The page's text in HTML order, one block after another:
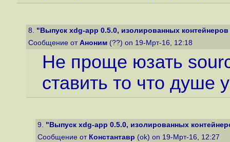
8. "Выпуск xdg-app 0.5.0, изолированных
Сообщение от Аноним (??) on 19-Мрт-16, 12:18
Не проще юзать
ставить то что душе
9. "Выпуск xdg-app 0.5.0, изолированных
Сообщение от Константавр (ok) on 19-Мрт-16, 12:27